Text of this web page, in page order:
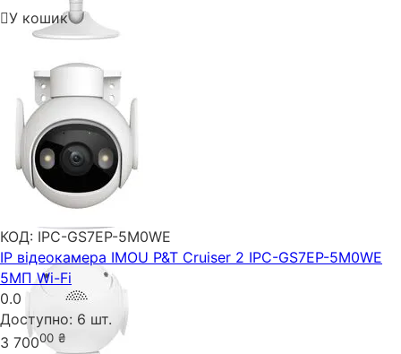
У кошик
КОД: IPC-GS7EP-5M0WE
IP відеокамера IMOU P&T Cruiser 2 IPC-GS7EP-5M0WE
5МП Wi-Fi
0.0
Доступно: 6 шт.
3 70000 ₴